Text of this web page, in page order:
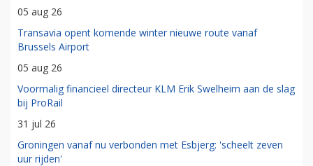
05 aug 26
Transavia opent komende winter nieuwe route vanaf
Brussels Airport
05 aug 26
Voormalig financieel directeur KLM Erik Swelheim aan de slag
bij ProRail
31 jul 26
Groningen vanaf nu verbonden met Esbjerg: 'scheelt zeven
uur rijden'